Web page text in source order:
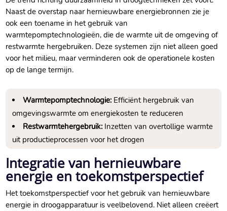
Naast de overstap naar hernieuwbare energiebronnen zie je
ook een toename in het gebruik van
warmtepomptechnologieën, die de warmte uit de omgeving of
restwarmte hergebruiken.​ Deze systemen zijn niet alleen goed
voor het milieu, maar verminderen ook de operationele kosten
op de lange termijn.​
Warmtepomptechnologie:Efficiënt hergebruik van
omgevingswarmte om energiekosten te reduceren
Restwarmtehergebruik:Inzetten van overtollige warmte
uit productieprocessen voor het drogen
Integratie van hernieuwbare
energie en toekomstperspectief
Het toekomstperspectief voor het gebruik van hernieuwbare
energie in droogapparatuur is veelbelovend.​ Niet alleen creëert